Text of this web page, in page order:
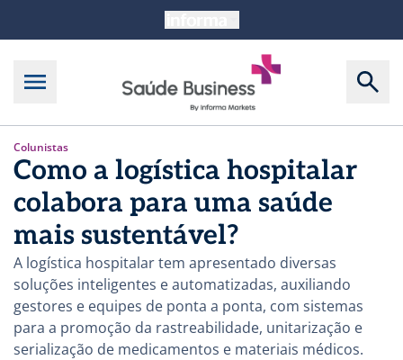
Colunistas
Como a logística hospitalar
colabora para uma saúde
mais sustentável?
A logística hospitalar tem apresentado diversas
soluções inteligentes e automatizadas, auxiliando
gestores e equipes de ponta a ponta, com sistemas
para a promoção da rastreabilidade, unitarização e
serialização de medicamentos e materiais médicos.